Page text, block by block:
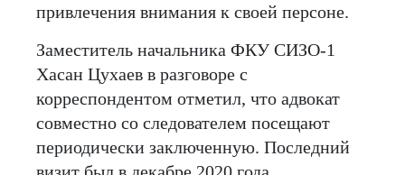
привлечения внимания к своей персоне.
Заместитель начальника ФКУ СИЗО-1
Хасан Цухаев в разговоре с
корреспондентом отметил, что адвокат
совместно со следователем посещают
периодически заключенную. Последний